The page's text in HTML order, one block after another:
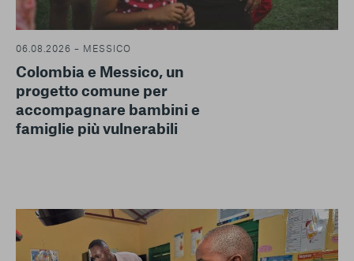
06.08.2026 – MESSICO
Colombia e Messico, un
progetto comune per
accompagnare bambini e
famiglie più vulnerabili